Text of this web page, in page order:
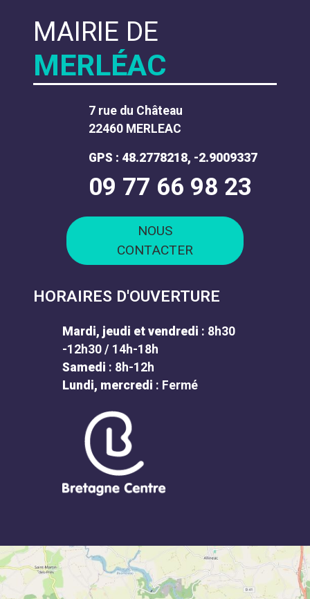
MAIRIE DE
MERLÉAC
7 rue du Château
22460 MERLEAC
GPS : 48.2778218, -2.9009337
09 77 66 98 23
NOUS
CONTACTER
HORAIRES D'OUVERTURE
Mardi, jeudi et vendredi : 8h30
-12h30 / 14h-18h
Samedi : 8h-12h
Lundi, mercredi : Fermé